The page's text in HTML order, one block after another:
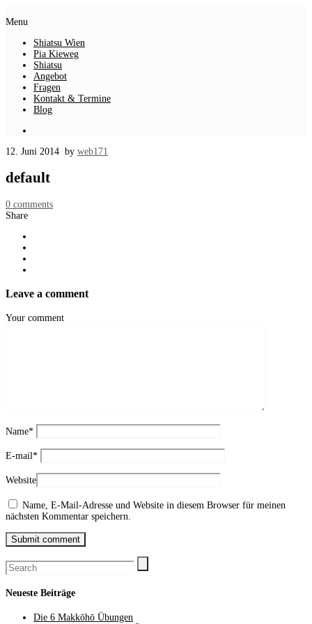
Menu
Shiatsu Wien
Pia Kieweg
Shiatsu
Angebot
Fragen
Kontakt & Termine
Blog
12. Juni 2014 by web171
default
0 comments
Share
Leave a comment
Your comment
Name*
E-mail*
Website
Name, E-Mail-Adresse und Website in diesem Browser für meinen
nächsten Kommentar speichern.
Neueste Beiträge
Die 6 Makkōhō Übungen